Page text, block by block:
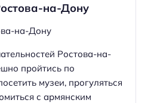
на-Дону
Ростова-на-
пройтись по
музеи, прогуляться
с армянским